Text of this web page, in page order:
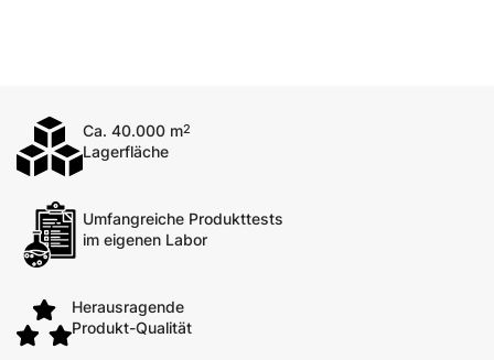
Ca. 40.000 m2
Lagerfläche
Umfangreiche Produkttests
im eigenen Labor
Herausragende
Produkt-Qualität